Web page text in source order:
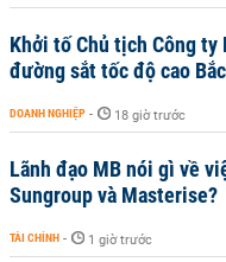
Khởi tố Chủ tịch Công
đường sắt tốc độ cao
DOANH NGHIỆP - 18 giờ trước
Lãnh đạo MB nói gì về
Sungroup và Masterise?
TÀI CHÍNH - 1 giờ trước